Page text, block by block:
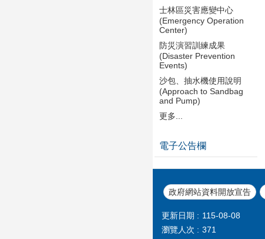
士林區災害應變中心
(Emergency Operation
Center)
防災演習訓練成果
(Disaster Prevention
Events)
沙包、抽水機使用說明
(Approach to Sandbag
and Pump)
更多...
電子公告欄
政府網站資料開放宣告
更新日期
115-08-08
瀏覽人次
371